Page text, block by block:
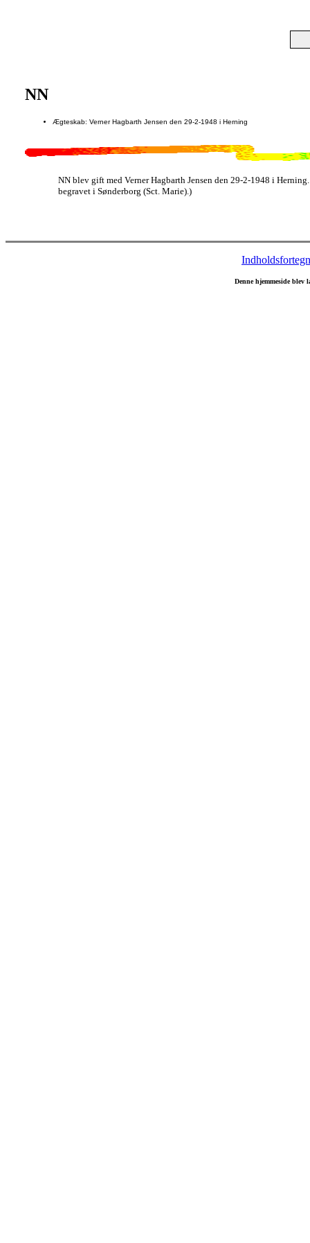
NN
Ægteskab: Verner Hagbarth Jensen den 29-2-1948 i Herning
NN blev gift med Verner Hagbarth Jensen den 29-2-1948 i
begravet i Sønderborg (Sct. Marie).)
Denne hjemmeside blev